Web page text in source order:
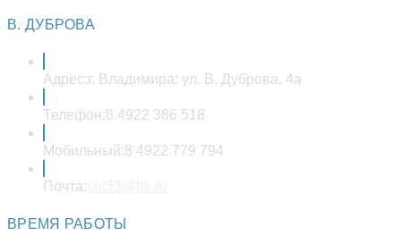
В. ДУБРОВА
Адрес:г. Владимира: ул. В. Дуброва, 4а
Телефон:8 4922 386 518
Мобильный:8 4922 779 794
Почта:
ВРЕМЯ РАБОТЫ